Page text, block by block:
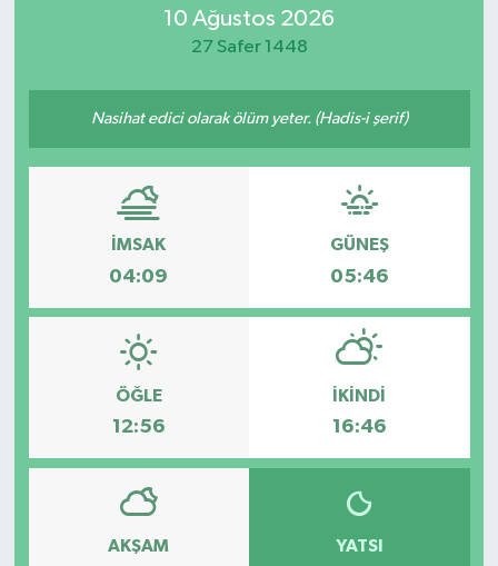
10 Ağustos 2026
27 Safer 1448
Nasihat edici olarak ölüm yeter. (Hadis-i şerif)
İMSAK
04:09
GÜNEŞ
05:46
ÖĞLE
12:56
İKINDI
16:46
AKŞAM YATSI
RÖPORTAJLAR
SAĞLIK
SİYASET
GÜNCEL
SPOR